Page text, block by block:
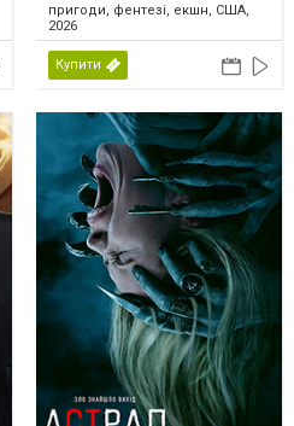
пригоди, фентезі, екшн, США,
2026
Купити